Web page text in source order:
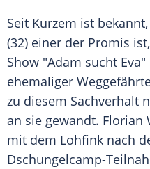
Seit Kurzem ist
(32) einer der Promis
Show "Adam sucht Eva"
ehemaliger
zu diesem Sachverhalt
an sie gewandt. Florian
mit dem Lohfink nach
Dschungelcamp-